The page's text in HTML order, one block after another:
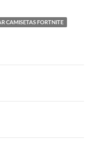
CAMISETAS FORTNITE